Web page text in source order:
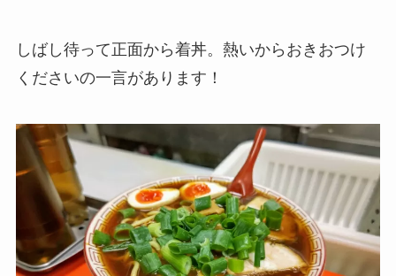
しばし待って正面から着丼。熱いからおきおつけ
くださいの一言があります！